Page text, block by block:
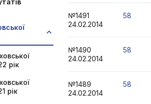
рік
рік
№1491
24.02.2014
58
№1490
24.02.2014
58
№1489
24.02.2014
58